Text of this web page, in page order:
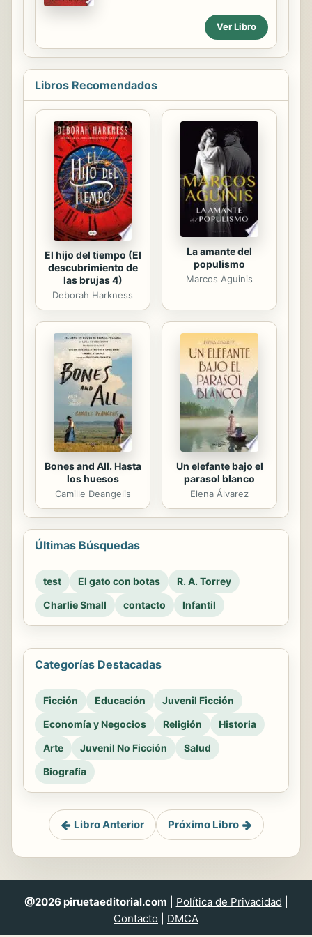
para confiar y volver a empezar cada
vez que sea necesario. Este ao
escribir Gotitas ha sido todo un reto,
que he realizado desde los cambios
hace crecer y la nica conviccin de
que la vida siempre fluye de manera
Ver Libro
Libros Recomendados
El hijo del tiempo (El
descubrimiento de
las brujas 4)
Deborah Harkness
La amante del
populismo
Marcos Aguinis
Bones and All. Hasta
los huesos
Camille Deangelis
Un elefante bajo el
parasol blanco
Elena Álvarez
Últimas Búsquedas
test El gato con botas
R. A. Torrey
Charlie Small
contacto Infantil
Categorías Destacadas
Ficción Educación
Juvenil Ficción
Economía y Negocios
Religión
Historia
Arte
Juvenil No Ficción
Salud
Biografía
Libro Anterior Próximo Libro
@2026 piruetaeditorial.com Política de Privacidad
Contacto
DMCA